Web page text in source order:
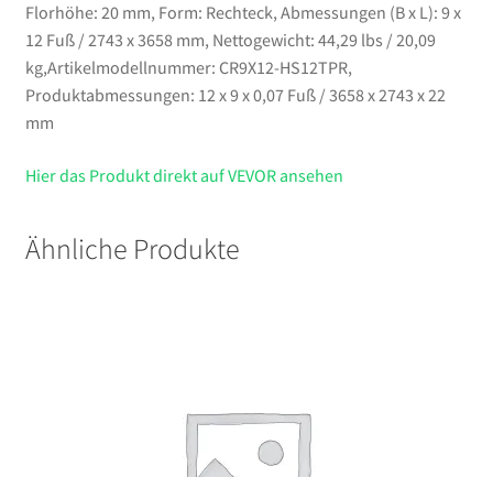
Florhöhe: 20 mm, Form: Rechteck, Abmessungen (B x L): 9 x
12 Fuß / 2743 x 3658 mm, Nettogewicht: 44,29 lbs / 20,09
kg,Artikelmodellnummer: CR9X12-HS12TPR,
Produktabmessungen: 12 x 9 x 0,07 Fuß / 3658 x 2743 x 22
mm
Hier das Produkt direkt auf VEVOR ansehen
Ähnliche Produkte